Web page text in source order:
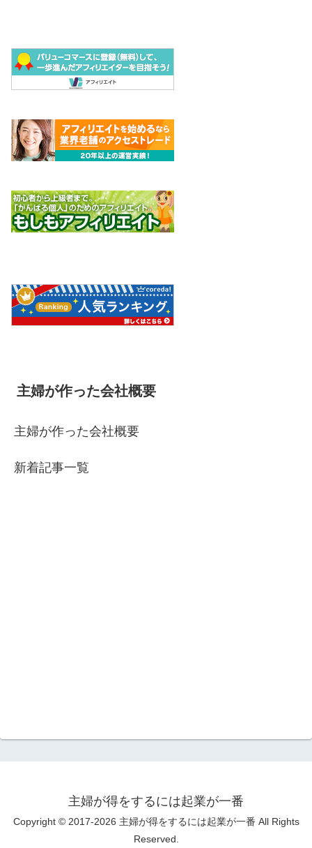
主婦が作った会社概要
主婦が作った会社概要
新着記事一覧
主婦が得をするには起業が一番
Copyright © 2017-2026 主婦が得をするには起業が一番 All Rights
Reserved.